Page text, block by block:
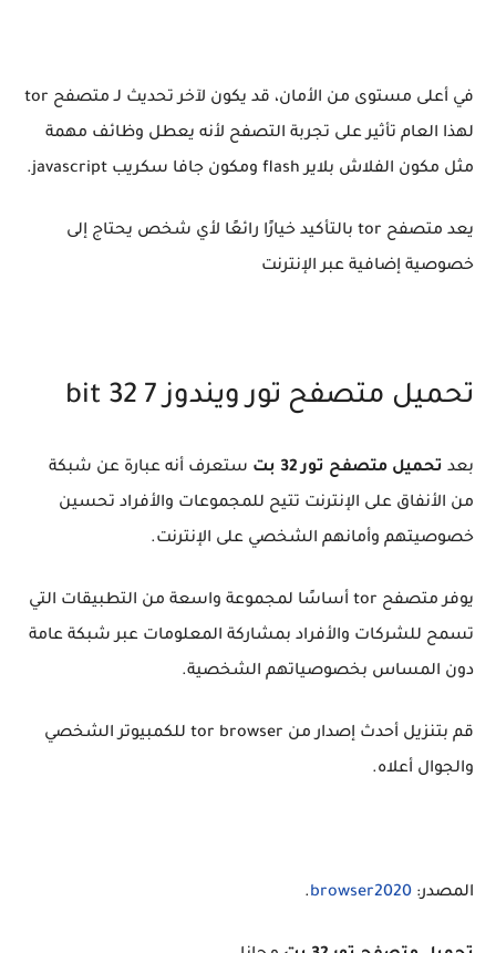
في أعلى مستوى من الأمان، قد يكون لآخر تحديث لـ متصفح tor
لهذا العام تأثير على تجربة التصفح لأنه يعطل وظائف مهمة
مثل مكون الفلاش بلاير flash ومكون جافا سكريب javascript.
يعد متصفح tor بالتأكيد خيارًا رائعًا لأي شخص يحتاج إلى
خصوصية إضافية عبر الإنترنت
تحميل متصفح تور ويندوز 7 32 bit
بعد تحميل متصفح تور 32 بت
ستعرف أنه عبارة عن شبكة
من الأنفاق على الإنترنت تتيح للمجموعات والأفراد تحسين
خصوصيتهم وأمانهم الشخصي على الإنترنت.
يوفر متصفح tor أساسًا لمجموعة واسعة من التطبيقات التي
تسمح للشركات والأفراد بمشاركة المعلومات عبر شبكة عامة
دون المساس بخصوصياتهم الشخصية.
قم بتنزيل أحدث إصدار من tor browser للكمبيوتر الشخصي
والجوال أعلاه.
المصدر: browser2020
.